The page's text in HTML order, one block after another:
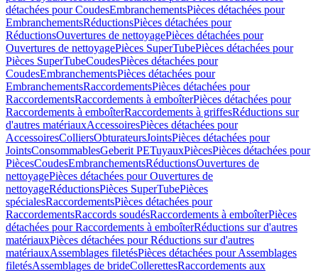
détachées pour CoudesEmbranchementsPièces détachées pour
EmbranchementsRéductionsPièces détachées pour
RéductionsOuvertures de nettoyagePièces détachées pour
Ouvertures de nettoyagePièces SuperTubePièces détachées pour
Pièces SuperTubeCoudesPièces détachées pour
CoudesEmbranchementsPièces détachées pour
EmbranchementsRaccordementsPièces détachées pour
RaccordementsRaccordements à emboîterPièces détachées pour
Raccordements à emboîterRaccordements à griffesRéductions sur
d'autres matériauxAccessoiresPièces détachées pour
AccessoiresColliersObturateursJointsPièces détachées pour
JointsConsommablesGeberit PETuyauxPiècesPièces détachées pour
PiècesCoudesEmbranchementsRéductionsOuvertures de
nettoyagePièces détachées pour Ouvertures de
nettoyageRéductionsPièces SuperTubePièces
spécialesRaccordementsPièces détachées pour
RaccordementsRaccords soudésRaccordements à emboîterPièces
détachées pour Raccordements à emboîterRéductions sur d'autres
matériauxPièces détachées pour Réductions sur d'autres
matériauxAssemblages filetésPièces détachées pour Assemblages
filetésAssemblages de brideCollerettesRaccordements aux